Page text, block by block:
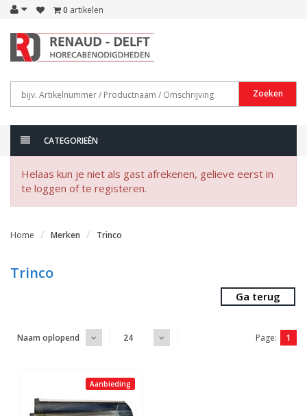
0 artikelen
Zoeken
CATEGORIEËN
Helaas kun je niet als gast afrekenen, gelieve eerst in
te loggen of te registeren.
Home Merken Trinco
Trinco
Ga terug
Naam oplopend 24 Page: 1
Aanbieding